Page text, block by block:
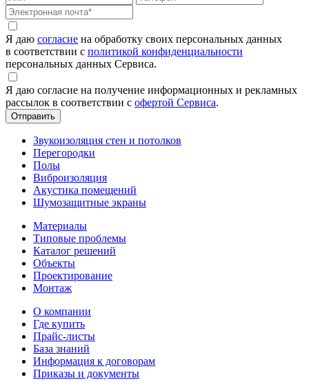
Я даю согласие на обработку своих персональных данных
в соответствии с политикой конфиденциальности
персональных данных Сервиса.
Я даю согласие на получение информационных и рекламных
рассылок в соответствии с офертой Сервиса.
Звукоизоляция стен и потолков
Перегородки
Полы
Виброизоляция
Акустика помещений
Шумозащитные экраны
Материалы
Типовые проблемы
Каталог решений
Объекты
Проектирование
Монтаж
О компании
Где купить
Прайс-листы
База знаний
Информация к договорам
Приказы и документы